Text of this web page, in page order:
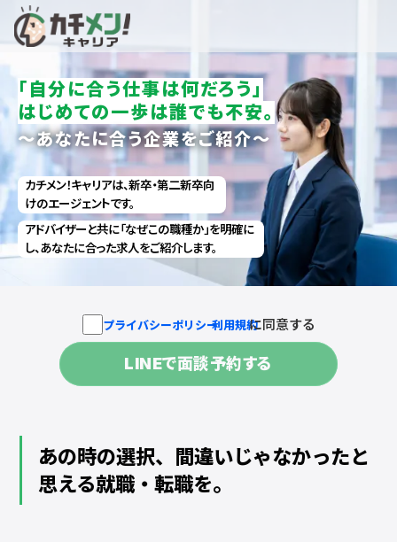
「自分に合う仕事は何だろう」
はじめての一歩は誰でも不安。
～あなたに合う企業をご紹介～
カチメン！キャリアは、新卒・第二新卒向
けのエージェントです。
アドバイザーと共に「なぜこの職種か」を明確に
し、あなたに合った求人をご紹介します。
プライバシーポリシー
・
利用規約に同意する
LINEで面談予約する
あの時の選択、間違いじゃなかったと
思える就職・転職を。